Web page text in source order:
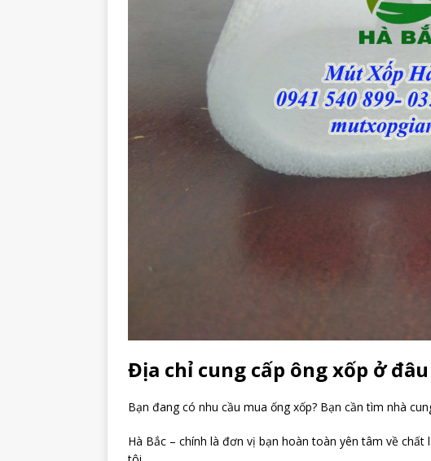
Địa chỉ cung cấp ông xốp ở
Bạn đang có nhu cầu mua ống xốp? Bạn cần tìm nhà
Hà Bắc – chính là đơn vị bạn hoàn toàn yên tâm về